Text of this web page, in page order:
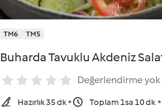
TM6 TM5
Buharda Tavuklu Akdeniz
Değerlendirme yok
Hazırlık 35 dk Toplam 1sa 10 dk